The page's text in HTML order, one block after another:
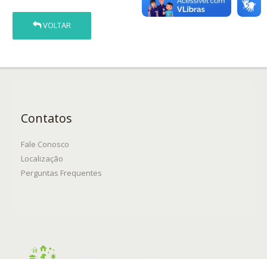
VOLTAR
Contatos
Fale Conosco
Localização
Perguntas Frequentes